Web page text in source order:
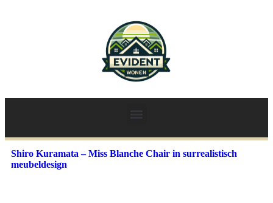
Shiro Kuramata – Miss Blanche Chair in surrealistisch
meubeldesign